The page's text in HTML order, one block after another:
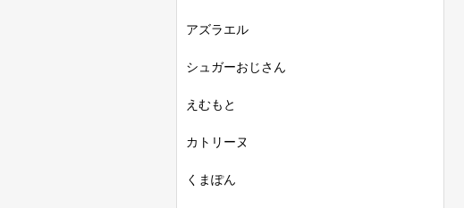
アズラエル
シュガーおじさん
えむもと
カトリーヌ
くまぽん